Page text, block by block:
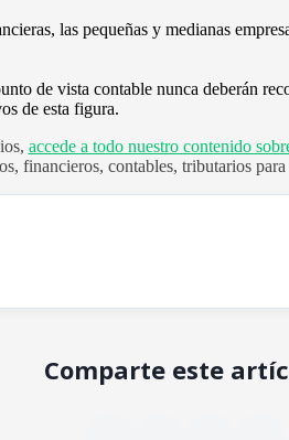
las pequeñas y medianas
de vista contable nunca deberán
de esta figura.
accede a todo nuestro contenido
financieros, contables, tributarios
Comparte este